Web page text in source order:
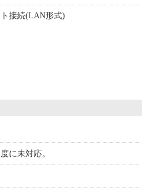
接続(LAN形式)
に未対応。